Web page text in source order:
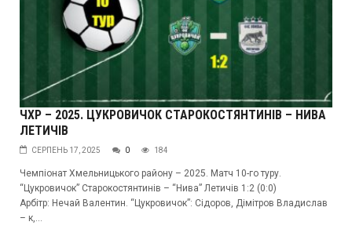
ЧХР – 2025. ЦУКРОВИЧОК СТАРОКОСТЯНТИНІВ – НИВА
ЛЕТИЧІВ
СЕРПЕНЬ 17, 2025 0 184
Чемпіонат Хмельницького району – 2025. Матч 10-го туру.
“Цукровичок” Старокостянтинів – “Нива” Летичів 1:2 (0:0)
Арбітр: Нечай Валентин. “Цукровичок”: Сідоров, Дімітров Владислав
– к,...